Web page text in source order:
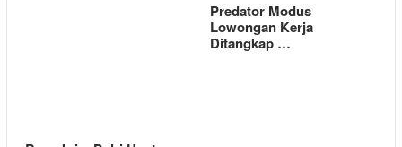
Predator Modus
Lowongan Kerja
Ditangkap …